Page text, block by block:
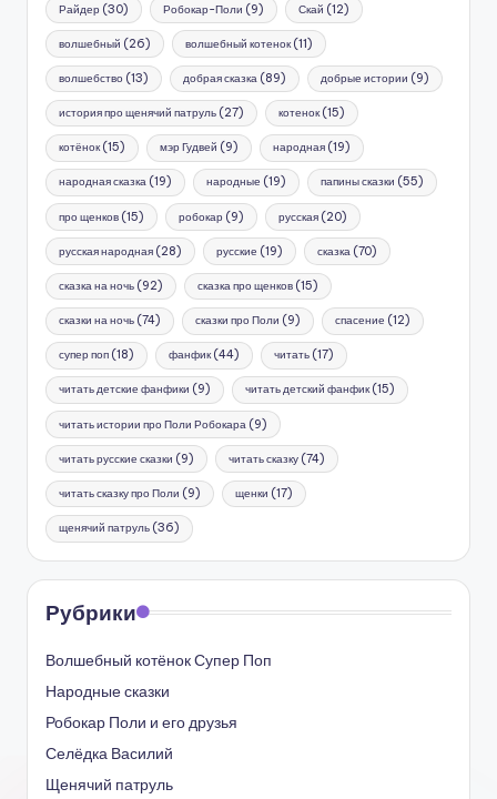
Райдер (30) Робокар-Поли (9) Скай (12)
волшебный (26) волшебный котенок(11)
волшебство (13) добрая сказка(89) добрые истории (9)
история про щенячий патруль (27) котенок(15)
котёнок(15) мэр Гудвей (9) народная(19)
народная сказка (19) народные (19) папины сказки (55)
про щенков (15) робокар (9) русская(20)
русская народная (28) русские (19) сказка(70)
сказка на ночь (92) сказка про щенков(15)
сказки на ночь (74) сказки про Поли (9) спасение (12)
супер поп (18) фанфик(44) читать(17)
читать детские фанфики (9) читать детский фанфик(15)
читать истории про Поли Робокара (9)
читать русские сказки (9) читать сказку(74)
читать сказку про Поли (9) щенки (17)
щенячий патруль (36)
Рубрики
Волшебный котёнок Супер Поп
Народные сказки
Робокар Поли и его друзья
Селёдка Василий
Щенячий патруль